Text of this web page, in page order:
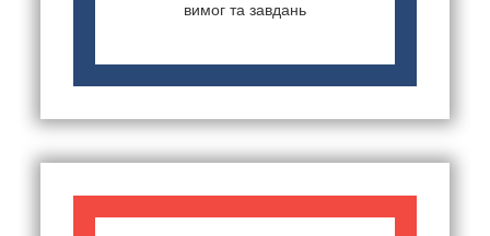
вимог та завдань